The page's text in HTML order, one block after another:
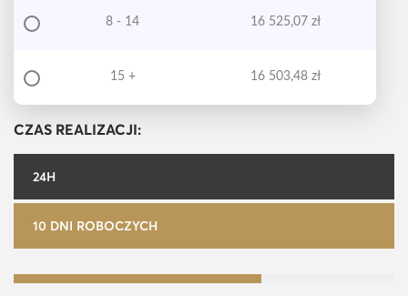
8 - 14 16 525,07 zł
15 + 16 503,48 zł
CZAS REALIZACJI:
24H
10 DNI ROBOCZYCH